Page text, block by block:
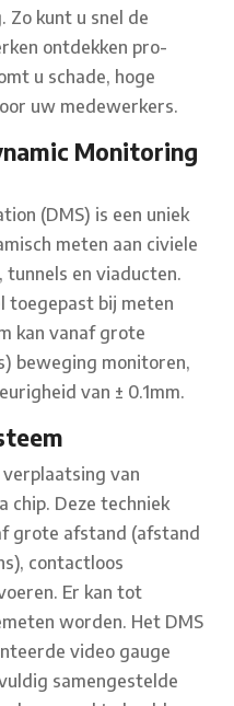
kunt u snel de
ontdekken pro-
u schade, hoge
uw medewerkers.
Monitoring
(DMS) is een uniek
meten aan civiele
en viaducten.
toegepast bij meten
kan vanaf grote
beweging monitoren,
van ± 0.1mm.
van
chip. Deze techniek
grote afstand (afstand
contactloos
Er kan tot
worden. Het DMS
video gauge
samengestelde